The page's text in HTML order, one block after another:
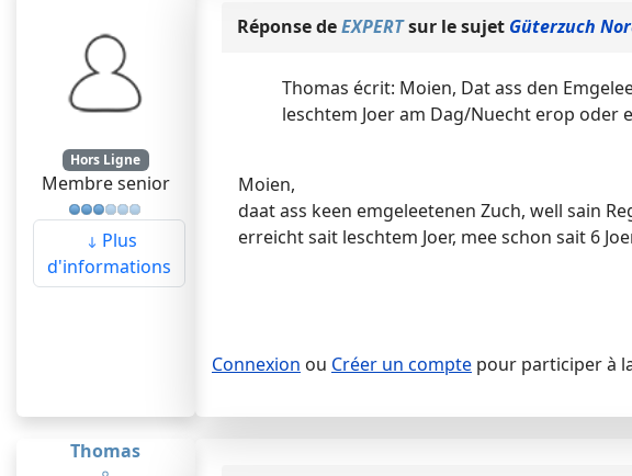
Hors Ligne
Membre senior
Plus
d'informations
Réponse deEXPERTsur le sujet Güterzuch
Thomas écrit: Moien, Dat ass den
leschtem Joer am Dag/Nuecht erop oder
Moien,
daat ass keen emgeleetenen Zuch, well sain
erreicht sait leschtem Joer, mee schon sait 6
Connexion ou Créer un comptepour participer à
Thomas